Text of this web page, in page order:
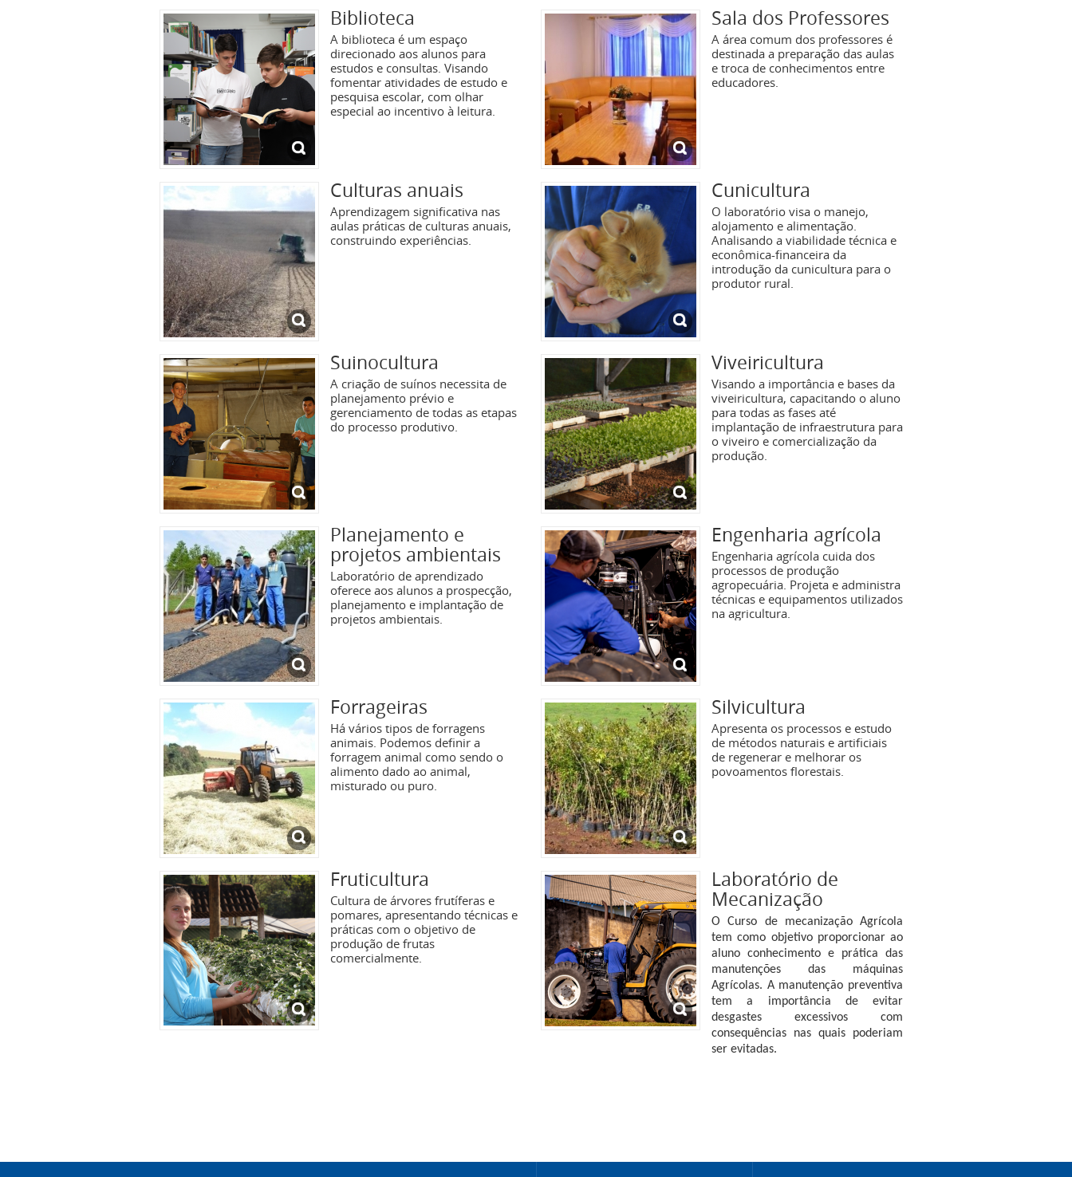
Biblioteca
A biblioteca é um espaço
direcionado aos alunos para
estudos e consultas. Visando
fomentar atividades de estudo e
pesquisa escolar, com olhar
especial ao incentivo à leitura.
Sala dos Professores
A área comum dos professores é
destinada a preparação das aulas
e troca de conhecimentos entre
educadores.
Culturas anuais
Aprendizagem significativa nas
aulas práticas de culturas anuais,
construindo experiências.
Cunicultura
O laboratório visa o manejo,
alojamento e alimentação.
Analisando a viabilidade técnica e
econômica-financeira da
introdução da cunicultura para o
produtor rural.
Suinocultura
A criação de suínos necessita de
planejamento prévio e
gerenciamento de todas as etapas
do processo produtivo.
Viveiricultura
Visando a importância e bases da
viveiricultura, capacitando o aluno
para todas as fases até
implantação de infraestrutura para
o viveiro e comercialização da
produção.
Planejamento e
projetos ambientais
Laboratório de aprendizado
oferece aos alunos a prospecção,
planejamento e implantação de
projetos ambientais.
Engenharia agrícola
Engenharia agrícola cuida dos
processos de produção
agropecuária. Projeta e administra
técnicas e equipamentos utilizados
na agricultura.
Forrageiras
Há vários tipos de forragens
animais. Podemos definir a
forragem animal como sendo o
alimento dado ao animal,
misturado ou puro.
Silvicultura
Apresenta os processos e estudo
de métodos naturais e artificiais
de regenerar e melhorar os
povoamentos florestais.
Fruticultura
Cultura de árvores frutíferas e
pomares, apresentando técnicas e
práticas com o objetivo de
produção de frutas
comercialmente.
Laboratório de
Mecanização
O Curso de mecanização Agrícola
tem como objetivo proporcionar ao
aluno conhecimento e prática das
manutenções das máquinas
Agrícolas. A manutenção preventiva
tem a importância de evitar
desgastes excessivos com
consequências nas quais poderiam
ser evitadas.